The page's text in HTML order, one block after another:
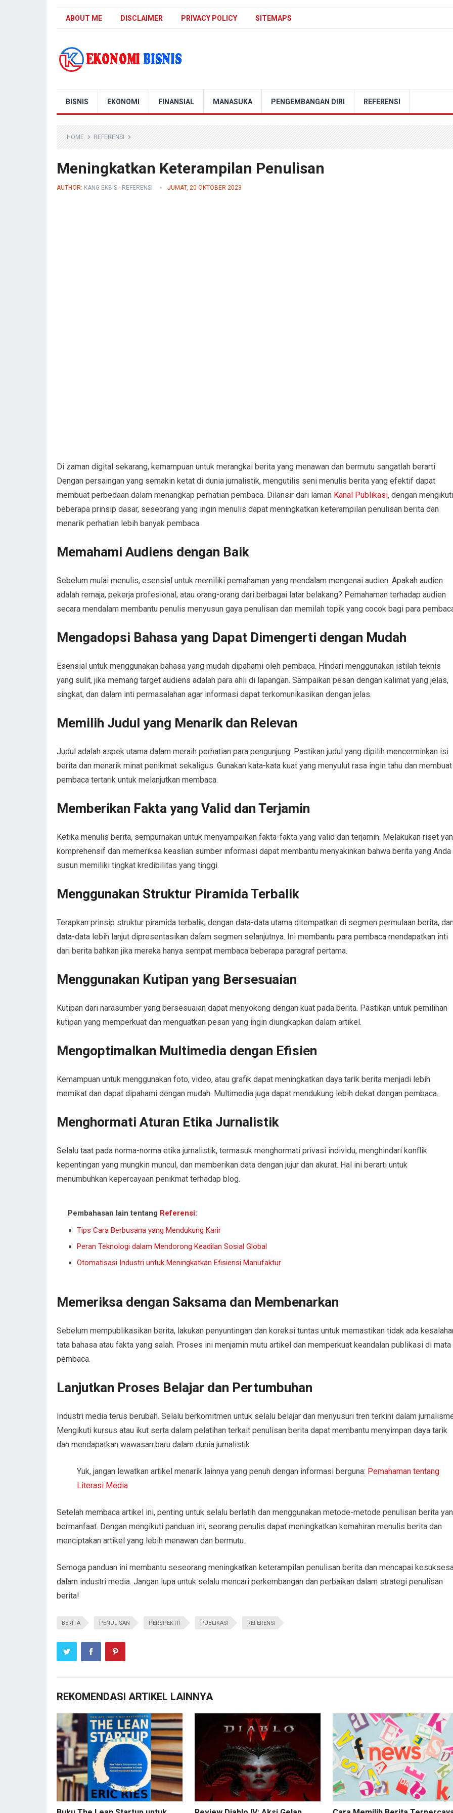
ABOUT ME DISCLAIMER PRIVACY POLICY SITEMAPS
BISNIS EKONOMI FINANSIAL MANASUKA PENGEMBANGAN DIRI REFERENSI
HOME REFERENSI
Meningkatkan Keterampilan Penulisan
AUTHOR: KANG EKBIS - REFERENSI JUMAT, 20 OKTOBER 2023
Di zaman digital sekarang, kemampuan untuk merangkai berita yang menawan dan bermutu sangatlah berarti.
Dengan persaingan yang semakin ketat di dunia jurnalistik, mengutilis seni menulis berita yang efektif dapat
membuat perbedaan dalam menangkap perhatian pembaca. Dilansir dari laman Kanal Publikasi, dengan mengikuti
beberapa prinsip dasar, seseorang yang ingin menulis dapat meningkatkan keterampilan penulisan berita dan
menarik perhatian lebih banyak pembaca.
Memahami Audiens dengan Baik
Sebelum mulai menulis, esensial untuk memiliki pemahaman yang mendalam mengenai audien. Apakah audien
adalah remaja, pekerja profesional, atau orang-orang dari berbagai latar belakang? Pemahaman terhadap audien
secara mendalam membantu penulis menyusun gaya penulisan dan memilah topik yang cocok bagi para
Mengadopsi Bahasa yang Dapat Dimengerti dengan Mudah
Esensial untuk menggunakan bahasa yang mudah dipahami oleh pembaca. Hindari menggunakan istilah teknis
yang sulit, jika memang target audiens adalah para ahli di lapangan. Sampaikan pesan dengan kalimat yang jelas,
singkat, dan dalam inti permasalahan agar informasi dapat terkomunikasikan dengan jelas.
Memilih Judul yang Menarik dan Relevan
Judul adalah aspek utama dalam meraih perhatian para pengunjung. Pastikan judul yang dipilih mencerminkan isi
berita dan menarik minat penikmat sekaligus. Gunakan kata-kata kuat yang menyulut rasa ingin tahu dan membuat
pembaca tertarik untuk melanjutkan membaca.
Memberikan Fakta yang Valid dan Terjamin
Ketika menulis berita, sempurnakan untuk menyampaikan fakta-fakta yang valid dan terjamin. Melakukan riset
komprehensif dan memeriksa keaslian sumber informasi dapat membantu menyakinkan bahwa berita yang Anda
susun memiliki tingkat kredibilitas yang tinggi.
Menggunakan Struktur Piramida Terbalik
Terapkan prinsip struktur piramida terbalik, dengan data-data utama ditempatkan di segmen permulaan berita,
data-data lebih lanjut dipresentasikan dalam segmen selanjutnya. Ini membantu para pembaca mendapatkan inti
dari berita bahkan jika mereka hanya sempat membaca beberapa paragraf pertama.
Menggunakan Kutipan yang Bersesuaian
Kutipan dari narasumber yang bersesuaian dapat menyokong dengan kuat pada berita. Pastikan untuk pemilihan
kutipan yang memperkuat dan menguatkan pesan yang ingin diungkapkan dalam artikel.
Mengoptimalkan Multimedia dengan Efisien
Kemampuan untuk menggunakan foto, video, atau grafik dapat meningkatkan daya tarik berita menjadi lebih
memikat dan dapat dipahami dengan mudah. Multimedia juga dapat mendukung lebih dekat dengan pembaca.
Menghormati Aturan Etika Jurnalistik
Selalu taat pada norma-norma etika jurnalistik, termasuk menghormati privasi individu, menghindari konflik
kepentingan yang mungkin muncul, dan memberikan data dengan jujur dan akurat. Hal ini berarti untuk
menumbuhkan kepercayaan penikmat terhadap blog.
Pembahasan lain tentang Referensi:
Tips Cara Berbusana yang Mendukung Karir
Peran Teknologi dalam Mendorong Keadilan Sosial Global
Otomatisasi Industri untuk Meningkatkan Efisiensi Manufaktur
Memeriksa dengan Saksama dan Membenarkan
Sebelum mempublikasikan berita, lakukan penyuntingan dan koreksi tuntas untuk memastikan tidak ada
tata bahasa atau fakta yang salah. Proses ini menjamin mutu artikel dan memperkuat keandalan publikasi di mata
pembaca.
Lanjutkan Proses Belajar dan Pertumbuhan
Industri media terus berubah. Selalu berkomitmen untuk selalu belajar dan menyusuri tren terkini dalam
Mengikuti kursus atau ikut serta dalam pelatihan terkait penulisan berita dapat membantu menyimpan daya tarik
dan mendapatkan wawasan baru dalam dunia jurnalistik.
Yuk, jangan lewatkan artikel menarik lainnya yang penuh dengan informasi berguna: Pemahaman tentang
Literasi Media
Setelah membaca artikel ini, penting untuk selalu berlatih dan menggunakan metode-metode penulisan berita
bermanfaat. Dengan mengikuti panduan ini, seorang penulis dapat meningkatkan kemahiran menulis berita dan
menciptakan artikel yang lebih menawan dan bermutu.
Semoga panduan ini membantu seseorang meningkatkan keterampilan penulisan berita dan mencapai
dalam industri media. Jangan lupa untuk selalu mencari perkembangan dan perbaikan dalam strategi penulisan
berita!
BERITA PENULISAN PERSPEKTIF PUBLIKASI REFERENSI
REKOMENDASI ARTIKEL LAINNYA